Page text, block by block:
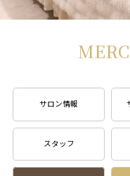
サロン情報
スタッフ